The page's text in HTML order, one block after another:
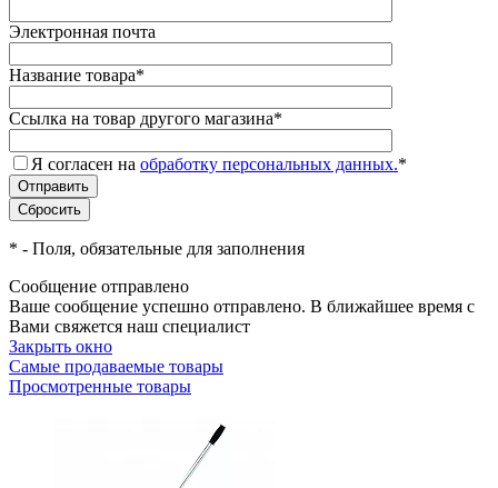
Электронная почта
Название товара*
Ссылка на товар другого магазина*
Я согласен на обработку персональных данных.*
* - Поля, обязательные для заполнения
Сообщение отправлено
Ваше сообщение успешно отправлено. В ближайшее время с
Вами свяжется наш специалист
Закрыть окно
Самые продаваемые товары
Просмотренные товары